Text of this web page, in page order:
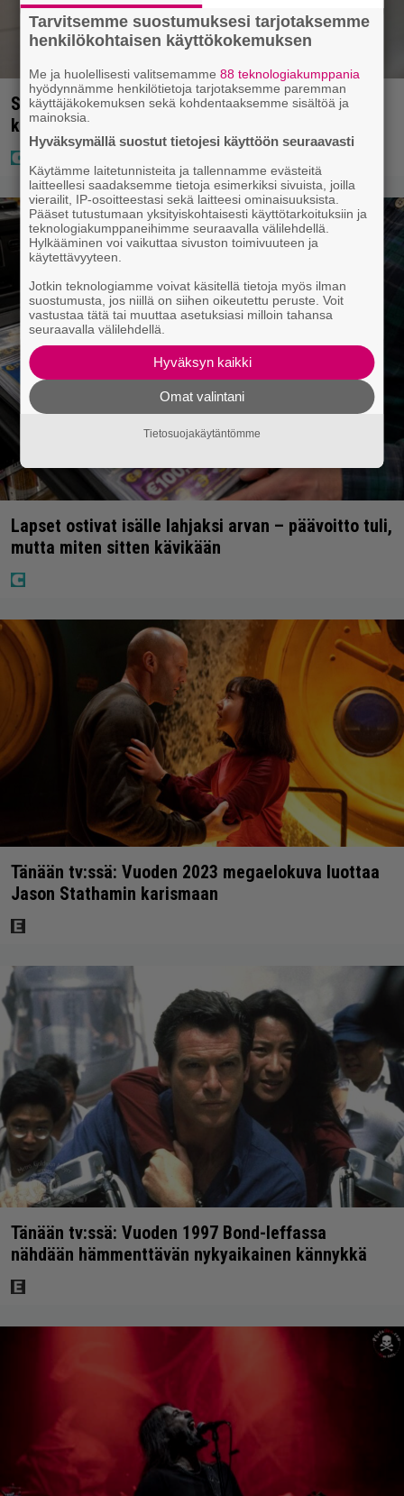
Seiska: Joel Harkimo ja Kastanja Rauhala – Joel
kertoo nyt kaiken
Lapset ostivat isälle lahjaksi arvan – päävoitto tuli,
mutta miten sitten kävikään
Tänään tv:ssä: Vuoden 2023 megaelokuva luottaa
Jason Stathamin karismaan
Tänään tv:ssä: Vuoden 1997 Bond-leffassa
nähdään hämmenttävän nykyaikainen kännykkä
Tarvitsemme suostumuksesi tarjotaksemme
henkilökohtaisen käyttökokemuksen
Me ja huolellisesti valitsemamme88 teknologiakumppania
hyödynnämme henkilötietoja tarjotaksemme paremman
käyttäjäkokemuksen sekä kohdentaaksemme sisältöä ja
mainoksia.
Hyväksymällä suostut tietojesi käyttöön seuraavasti
Käytämme laitetunnisteita ja tallennamme evästeitä
laitteellesi saadaksemme tietoja esimerkiksi sivuista, joilla
vierailit, IP-osoitteestasi sekä laitteesi ominaisuuksista.
Pääset tutustumaan yksityiskohtaisesti käyttötarkoituksiin ja
teknologiakumppaneihimme seuraavalla välilehdellä.
Hylkääminen voi vaikuttaa sivuston toimivuuteen ja
käytettävyyteen.
Jotkin teknologiamme voivat käsitellä tietoja myös ilman
suostumusta, jos niillä on siihen oikeutettu peruste. Voit
vastustaa tätä tai muuttaa asetuksiasi milloin tahansa
seuraavalla välilehdellä.
Hyväksyn kaikki
Omat valintani
Tietosuojakäytäntömme